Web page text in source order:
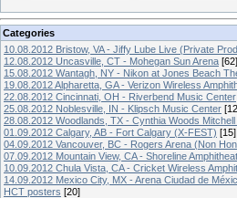
Categories
10.08.2012 Bristow, VA - Jiffy Lube Live (Private
12.08.2012 Uncasville, CT - Mohegan Sun Arena [62]
15.08.2012 Wantagh, NY - Nikon at Jones Beach
19.08.2012 Alpharetta, GA - Verizon Wireless
22.08.2012 Cincinnati, OH - Riverbend Music Center
25.08.2012 Noblesville, IN - Klipsch Music Center
28.08.2012 Woodlands, TX - Cynthia Woods Mitchell
01.09.2012 Calgary, AB - Fort Calgary (X-FEST) [15]
04.09.2012 Vancouver, BC - Rogers Arena (Non
07.09.2012 Mountain View, CA - Shoreline
10.09.2012 Chula Vista, CA - Cricket Wireless
14.09.2012 Mexico City, MX - Arena Ciudad de
HCT posters [20]